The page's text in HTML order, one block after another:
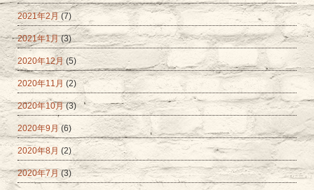
2021年2月 (7)
2021年1月(3)
2020年12月 (5)
2020年11月 (2)
2020年10月(3)
2020年9月 (6)
2020年8月 (2)
2020年7月 (3)